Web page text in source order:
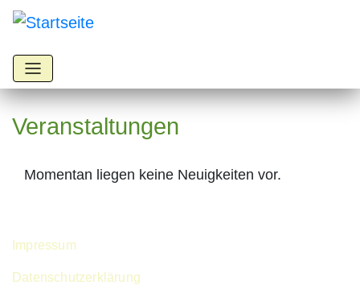
Direkt
Veranstaltungen
Momentan liegen keine Neuigkeiten vor.
Footer menu
Impressum
Datenschutzerklärung